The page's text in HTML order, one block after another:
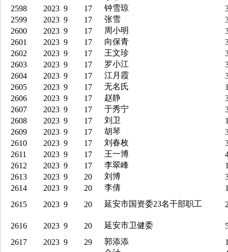
2598
2023 9 17 钟雪琼
2599
2023 9 17 张雪
2600
2023 9 17 周小明
2601
2023 9 17 向保青
2602
2023 9 17 王文珍
2603
2023 9 17 罗小江
2604
2023 9 17 江月霞
2605
2023 9 17 无名氏
2606
2023 9 17 赵静
2607
2023 9 17 于秀宁
2608
2023 9 17 刘卫
2609
2023 9 17 胡琴
2610
2023 9 17 刘春枚
2611
2023 9 17 王一博
2612
2023 9 17 李翠峰
2613
2023 9 20 刘博
2614
2023 9 20 李倩
2615
2023 9 20 延安市国资委23名干部职工
2616 2023 9 20 延安市卫健委
2617
2023 9 29 郭添添